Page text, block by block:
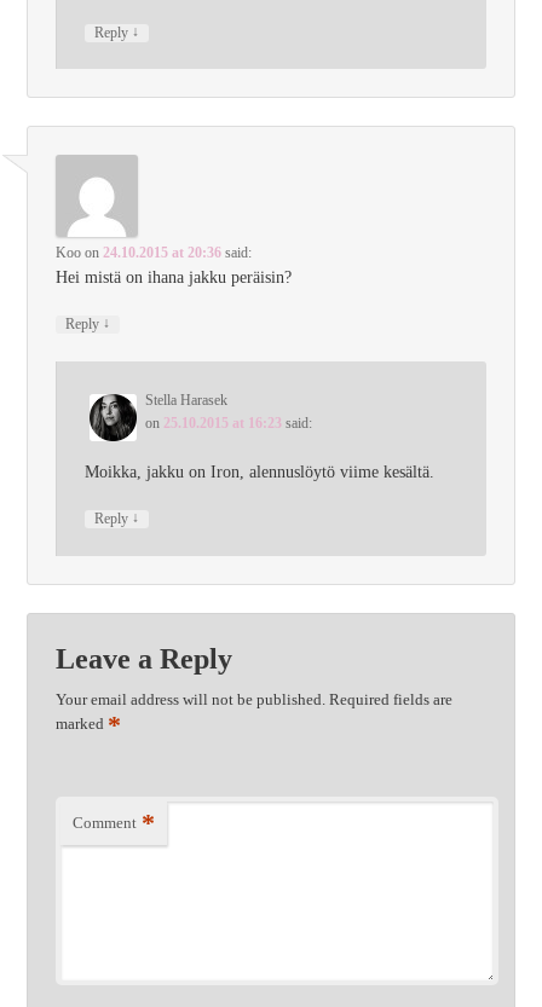
Reply ↓
Koo on 24.10.2015 at 20:36 said:
Hei mistä on ihana jakku peräisin?
Reply ↓
Stella Harasek
on 25.10.2015 at 16:23 said:
Moikka, jakku on Iron, alennuslöytö viime kesältä.
Reply ↓
Leave a Reply
Your email address will not be published. Required fields are
marked *
Comment *